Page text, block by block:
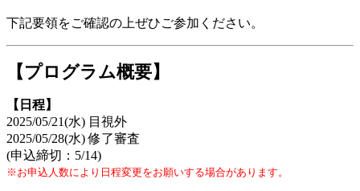
下記要領をご確認の上ぜひご参加ください。
【プログラム概要】
【日程】
2025/05/21(水) 目視外
2025/05/28(水) 修了審査
(申込締切：5/14)
※お申込人数により日程変更をお願いする場合があります。